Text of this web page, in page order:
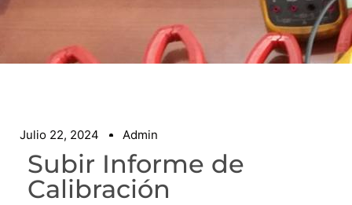
Julio 22, 2024 Admin
Subir Informe de
Calibración